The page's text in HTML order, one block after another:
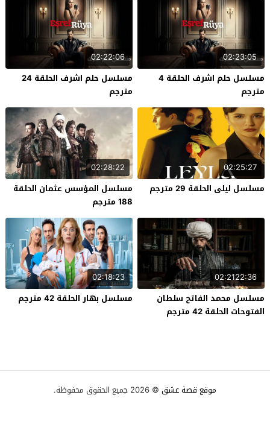
02:23:05
مسلسل حلم اشرف الحلقة 4
مترجم
02:22:06
مسلسل حلم اشرف الحلقة 24
مترجم
02:25:27
مسلسل ليلى الحلقة 29 مترجم
02:28:22
مسلسل المؤسس عثمان الحلقة
188 مترجم
02:2122:36
مسلسل محمد الفاتح سلطان
الفتوحات الحلقة 42 مترجم
02:18:23
مسلسل بهار الحلقة 42 مترجم
موقع قصة عشق © 2026 جميع الحقوق محفوظة.